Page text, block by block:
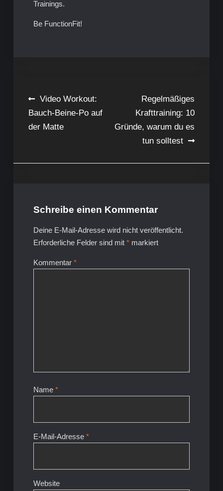
Trainings.
Be FunctionFit!
Beitragsnavigation
Video Workout:
Bauch-Beine-Po auf
der Matte
Regelmäßiges
Krafttraining: 10
Gründe, warum du es
tun solltest
Schreibe einen Kommentar
Deine E-Mail-Adresse wird nicht veröffentlicht.
Erforderliche Felder sind mit *markiert
Kommentar *
Name *
E-Mail-Adresse *
Website